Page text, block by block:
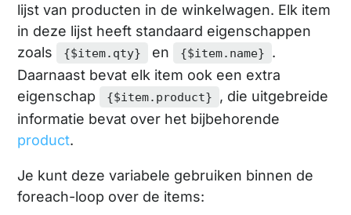
lijst van producten in de winkelwagen. Elk item
in deze lijst heeft standaard eigenschappen
zoals
{$item.qty} en {$item.name}
.
Daarnaast bevat elk item ook een extra
eigenschap
{$item.product}
, die uitgebreide
informatie bevat over het bijbehorende
product.
Je kunt deze variabele gebruiken binnen de
foreach-loop over de items: